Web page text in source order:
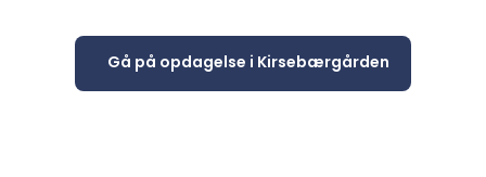
Gå på opdagelse i Kirsebærgården